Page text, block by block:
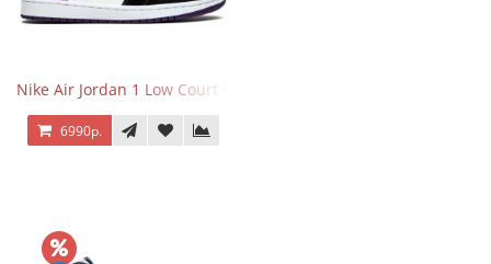
Nike Air Jordan 1 Low Court Purple
6990р.